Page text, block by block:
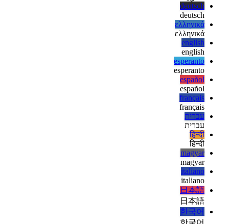
afrikaans
العربية
العربية
deutsch
deutsch
ελληνικά
ελληνικά
english
english
esperanto
esperanto
español
español
français
français
עברית
עברית
हिन्दी
हिन्दी
magyar
magyar
italiano
italiano
日本語